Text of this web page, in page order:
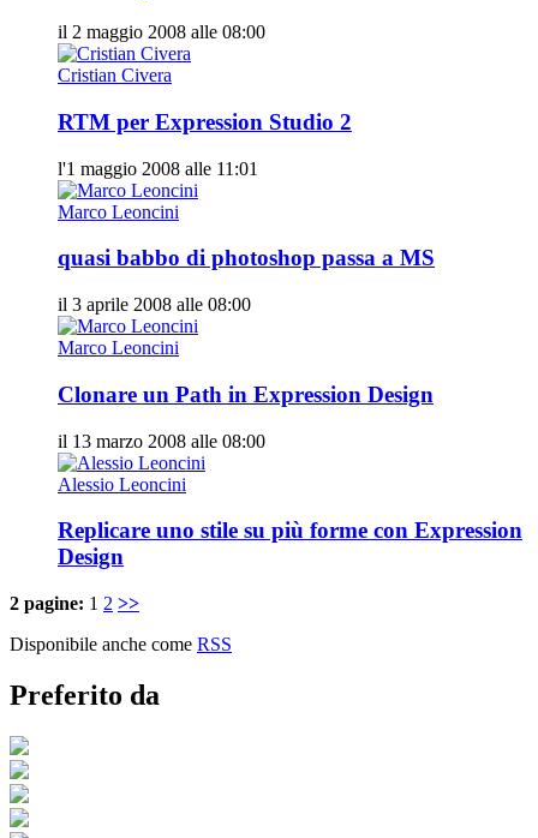
il 2 maggio 2008 alle 08:00
Cristian Civera
RTM per Expression Studio 2
l'1 maggio 2008 alle 11:01
Marco Leoncini
quasi babbo di photoshop passa a MS
il 3 aprile 2008 alle 08:00
Marco Leoncini
Clonare un Path in Expression Design
il 13 marzo 2008 alle 08:00
Alessio Leoncini
Replicare uno stile su più forme con Expression
Design
2 pagine: 1 2 >>
Disponibile anche come RSS
Preferito da